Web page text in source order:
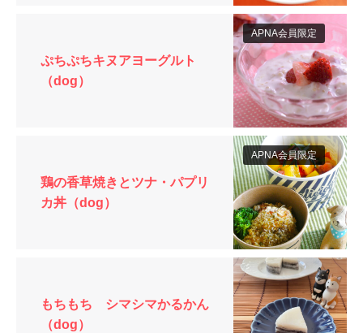
APNA会員限定
ぷちぷちキヌアヨーグルト
（dog）
APNA会員限定
鶏の香草焼きとツナ・パプリ
カ丼（dog）
もちもち シマシマかるかん
（dog）